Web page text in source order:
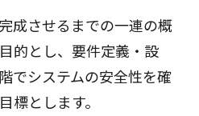
成させるまでの一連の概
的とし、要件定義・設
でシステムの安全性を確
標とします。